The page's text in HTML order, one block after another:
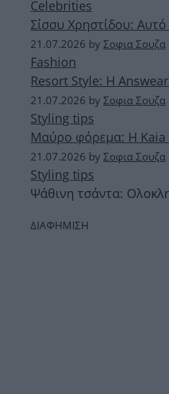
Celebrities
Σίσσυ Χρηστίδου:
21.07.2026 by Σοφια Σουζα
Fashion
Resort Style: Η
21.07.2026 by Σοφια Σουζα
Styling tips
Μαύρο φόρεμα: Η Kaia
21.07.2026 by Σοφια Σουζα
Styling tips
Ψάθινη τσάντα:
ΔΙΑΦΗΜΙΣΗ